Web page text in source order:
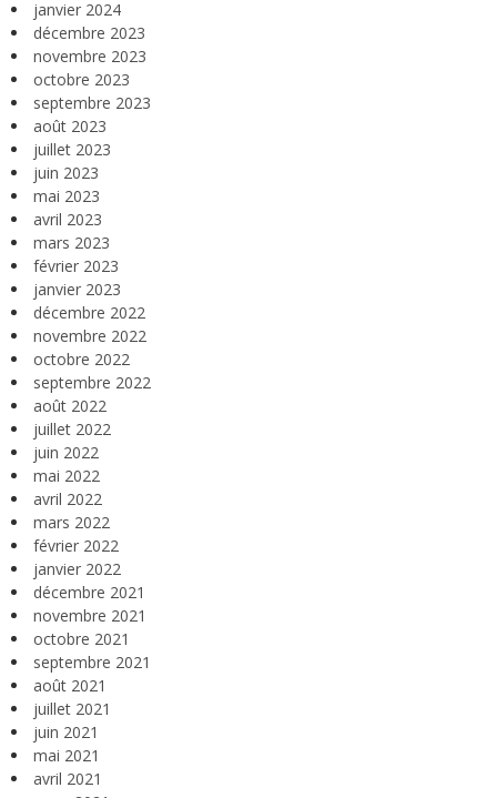
janvier 2024
décembre 2023
novembre 2023
octobre 2023
septembre 2023
août 2023
juillet 2023
juin 2023
mai 2023
avril 2023
mars 2023
février 2023
janvier 2023
décembre 2022
novembre 2022
octobre 2022
septembre 2022
août 2022
juillet 2022
juin 2022
mai 2022
avril 2022
mars 2022
février 2022
janvier 2022
décembre 2021
novembre 2021
octobre 2021
septembre 2021
août 2021
juillet 2021
juin 2021
mai 2021
avril 2021